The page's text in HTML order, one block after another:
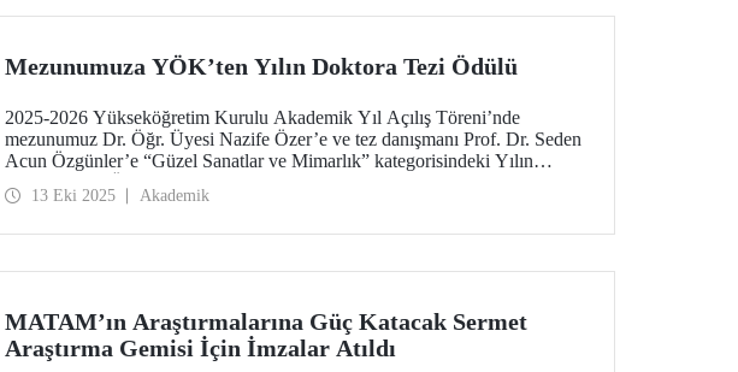
Mezunumuza YÖK’ten Yılın Doktora Tezi Ödülü
2025-2026 Yükseköğretim Kurulu Akademik Yıl Açılış Töreni’nde
mezunumuz Dr. Öğr. Üyesi Nazife Özer’e ve tez danışmanı Prof. Dr. Seden
Acun Özgünler’e “Güzel Sanatlar ve Mimarlık” kategorisindeki Yılın
tarafından takdim edildi.
13 Eki 2025 Akademik
MATAM’ın Araştırmalarına Güç Katacak Sermet
Araştırma Gemisi İçin İmzalar Atıldı